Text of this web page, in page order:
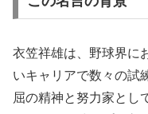
衣笠祥雄は、野球界に
いキャリアで数々の試
屈の精神と努力家とし